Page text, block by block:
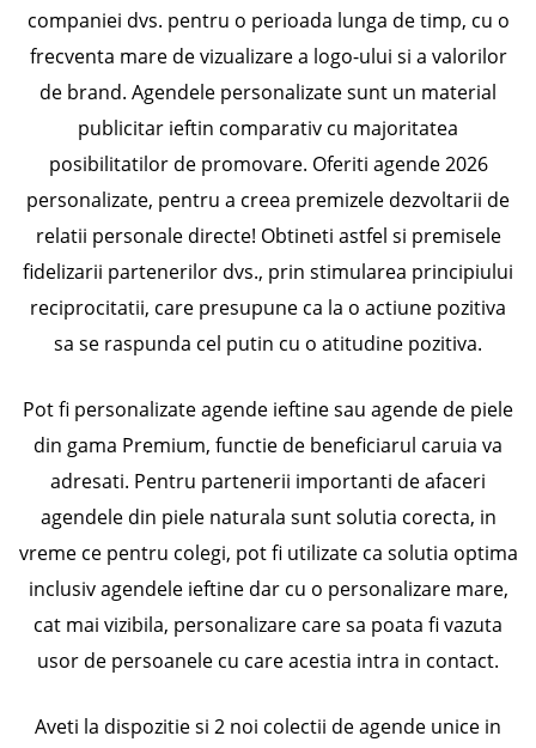
companiei dvs. pentru o perioada lunga de timp, cu o
frecventa mare de vizualizare a logo-ului si a valorilor
de brand. Agendele personalizate sunt un material
publicitar ieftin comparativ cu majoritatea
posibilitatilor de promovare. Oferiti agende 2026
personalizate, pentru a creea premizele dezvoltarii de
relatii personale directe! Obtineti astfel si premisele
fidelizarii partenerilor dvs., prin stimularea principiului
reciprocitatii, care presupune ca la o actiune pozitiva
sa se raspunda cel putin cu o atitudine pozitiva.
Pot fi personalizate agende ieftine sau agende de piele
din gama Premium, functie de beneficiarul caruia va
adresati. Pentru partenerii importanti de afaceri
agendele din piele naturala sunt solutia corecta, in
vreme ce pentru colegi, pot fi utilizate ca solutia optima
inclusiv agendele ieftine dar cu o personalizare mare,
cat mai vizibila, personalizare care sa poata fi vazuta
usor de persoanele cu care acestia intra in contact.
Aveti la dispozitie si 2 noi colectii de agende unice in